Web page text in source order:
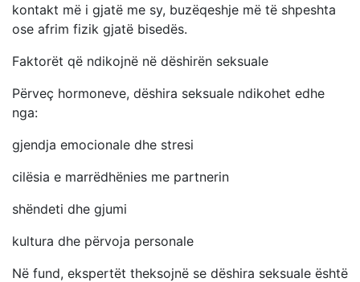
kontakt më i gjatë me sy, buzëqeshje më të shpeshta
ose afrim fizik gjatë bisedës.
Faktorët që ndikojnë në dëshirën seksuale
Përveç hormoneve, dëshira seksuale ndikohet edhe
nga:
gjendja emocionale dhe stresi
cilësia e marrëdhënies me partnerin
shëndeti dhe gjumi
kultura dhe përvoja personale
Në fund, ekspertët theksojnë se dëshira seksuale është